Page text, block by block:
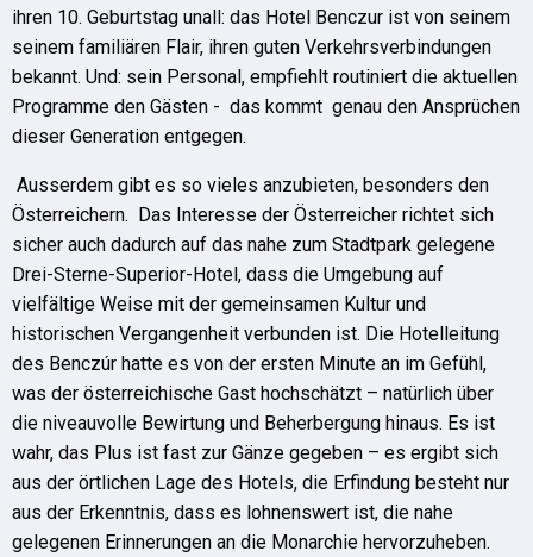
ihren 10. Geburtstag unall: das Hotel Benczur ist von seinem
seinem familiären Flair, ihren guten Verkehrsverbindungen
bekannt. Und: sein Personal, empfiehlt routiniert die aktuellen
Programme den Gästen - das kommt genau den Ansprüchen
dieser Generation entgegen.
Ausserdem gibt es so vieles anzubieten, besonders den
Österreichern. Das Interesse der Österreicher richtet sich
sicher auch dadurch auf das nahe zum Stadtpark gelegene
Drei-Sterne-Superior-Hotel, dass die Umgebung auf
vielfältige Weise mit der gemeinsamen Kultur und
historischen Vergangenheit verbunden ist. Die Hotelleitung
des Benczúr hatte es von der ersten Minute an im Gefühl,
was der österreichische Gast hochschätzt – natürlich über
die niveauvolle Bewirtung und Beherbergung hinaus. Es ist
wahr, das Plus ist fast zur Gänze gegeben – es ergibt sich
aus der örtlichen Lage des Hotels, die Erfindung besteht nur
aus der Erkenntnis, dass es lohnenswert ist, die nahe
gelegenen Erinnerungen an die Monarchie hervorzuheben.